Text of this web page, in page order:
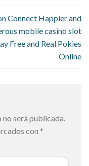
Connect Happier and
mobile casino slot
Free and Real Pokies
Online
será publicada.
con *